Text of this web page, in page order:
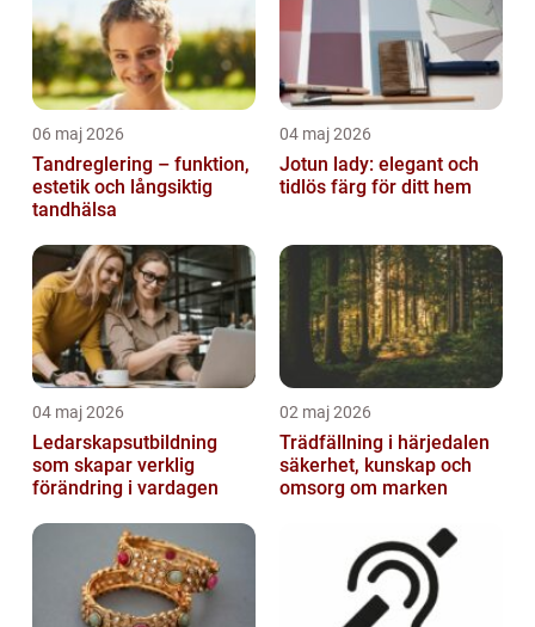
06 maj 2026
Tandreglering – funktion,
estetik och långsiktig
tandhälsa
04 maj 2026
Jotun lady: elegant och
tidlös färg för ditt hem
04 maj 2026
Ledarskapsutbildning
som skapar verklig
förändring i vardagen
02 maj 2026
Trädfällning i härjedalen
säkerhet, kunskap och
omsorg om marken